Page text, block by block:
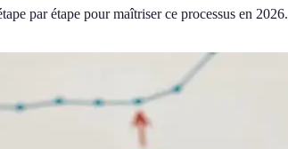
par étape pour maîtriser ce processus en 2026.